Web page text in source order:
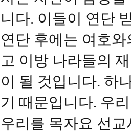
니다. 이들이 연단
연단 후에는 여호
고 이방 나라들의
이 될 것입니다. 하
기 때문입니다. 우
우리를 목자요 선